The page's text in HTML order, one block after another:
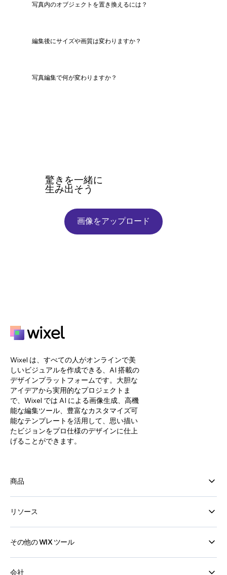
写真内のオブジェクトを置き換えるには？
編集後にサイズや画質は変わりますか？
写真編集で何が変わりますか？
驚きを一緒に
生み出そう
画像をアップロード
Wixel は、すべての人がオンラインで美
しいビジュアルを作成できる、AI 搭載の
デザインプラットフォームです。大胆な
アイデアから実用的なプロジェクトま
で、Wixel では AI による画像生成、高機
能な編集ツール、豊富なカスタマイズ可
能なテンプレートを活用して、思い描い
たビジョンをプロ仕様のデザインに仕上
げることができます。
商品
リソース
その他の WIX ツール
会社